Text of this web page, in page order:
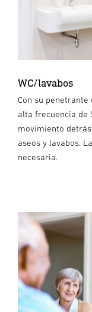
WC/lavabos
Con su penetrante
alta frecuencia de
movimiento
aseos y lavabos.
necesaria.